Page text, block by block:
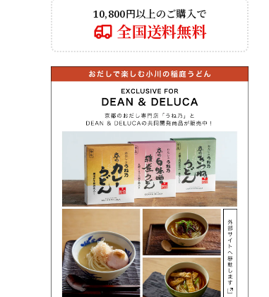
10,800円以上のご購入で
全国送料無料